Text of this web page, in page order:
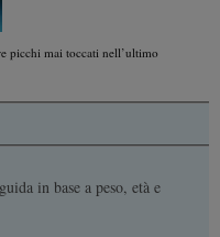
picchi mai toccati nell’ultimo
in base a peso, età e